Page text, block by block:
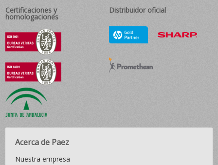
Certificaciones y
homologaciones
Distribuidor oficial
Acerca de Paez
Nuestra empresa